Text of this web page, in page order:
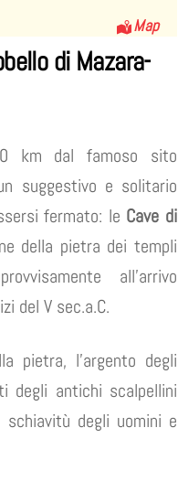
Map
di Mazara-
km dal famoso sito
suggestivo e solitario
fermato: le Cave di
della pietra dei templi
all’arrivo
del V sec.a.C.
pietra, l’argento degli
degli antichi scalpellini
degli uomini e